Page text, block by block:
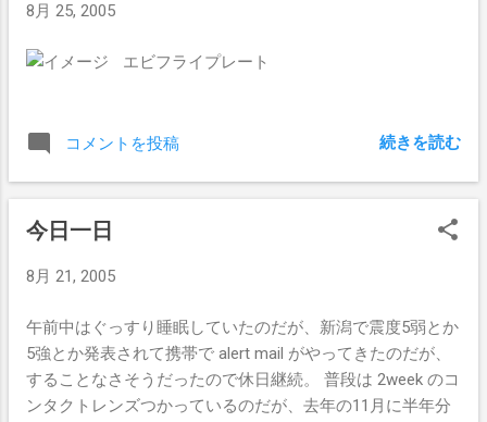
8月 25, 2005
エビフライプレート
コメントを投稿 続きを読む
今日一日
8月 21, 2005
午前中はぐっすり睡眠していたのだが、新潟で震度5弱とか
5強とか発表されて携帯で alert mail がやってきたのだが、
することなさそうだったので休日継続。 普段は 2week のコ
ンタクトレンズつかっているのだが、去年の11月に半年分